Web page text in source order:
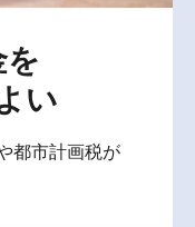
を
い
都市計画税が